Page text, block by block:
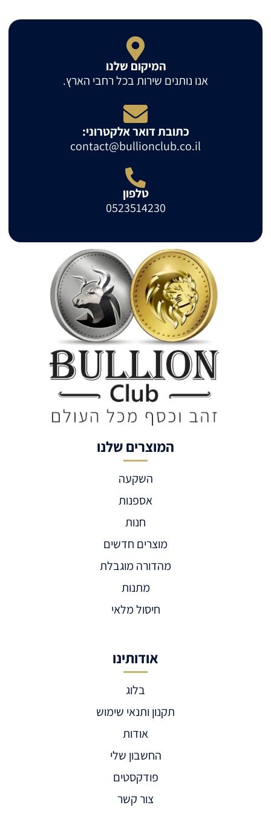
המיקום שלנו
אנו נותנים שירות בכל רחבי הארץ.
כתובת דואר אלקטרוני:
contact@bullionclub.co.il
טלפון
0523514230
המוצרים שלנו
השקעה
אספנות
חנות
מוצרים חדשים
מהדורה מוגבלת
מתנות
חיסול מלאי
אודותינו
בלוג
תקנון ותנאי שימוש
אודות
החשבון שלי
פודקסטים
צור קשר